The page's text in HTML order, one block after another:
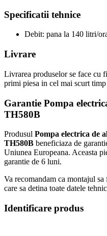
Specificatii tehnice
Debit: pana la 140 litri/
Livrare
Livrarea produselor se face cu
primi piesa in cel mai scurt
Garantie Pompa
TH580B
Produsul Pompa electrica de
TH580B beneficiaza de
Uniunea Europeana. Aceasta
garantie de 6 luni.
Va recomandam ca montajul
care sa detina toate datele
Identificare produs